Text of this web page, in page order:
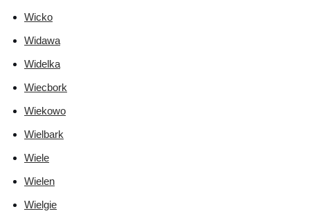
Wicko
Widawa
Widelka
Wiecbork
Wiekowo
Wielbark
Wiele
Wielen
Wielgie